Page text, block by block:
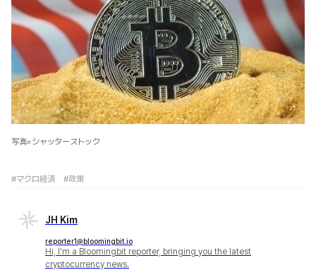
写真=シャッターストック
#マクロ経済 #政策
JH Kim
reporter1@bloomingbit.io
Hi, I'm a Bloomingbit reporter, bringing you the latest
cryptocurrency news.